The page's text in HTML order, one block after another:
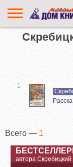
1
Всего — 1
автора Скребицкий